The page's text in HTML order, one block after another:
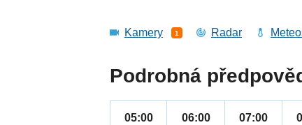
Kamery 1 Radar
Podrobná
05:00 06:00 07:00